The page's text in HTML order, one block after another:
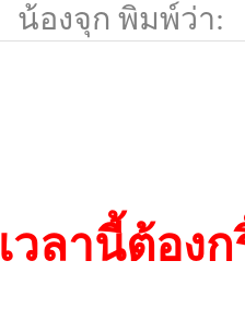
น้องจุก พิมพ์ว่า:
เวลานี้ต้อง